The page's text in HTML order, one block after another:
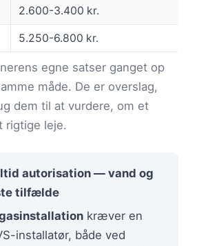
2.600-3.400 kr.
5.250-6.800 kr.
egne satser ganget op
måde. De er overslag,
dem til at vurdere, om et
rigtige leje.
autorisation — vand og
tilfælde
kræver en
installatør, både ved